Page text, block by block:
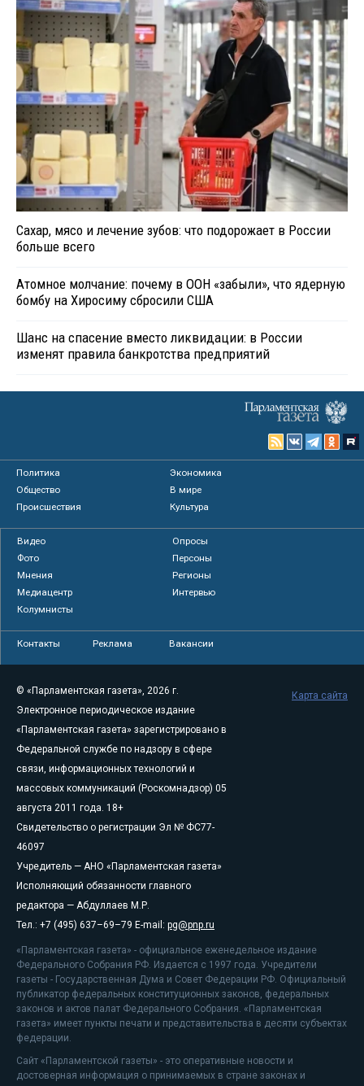
Сахар, мясо и лечение зубов: что подорожает в России
больше всего
Атомное молчание: почему в ООН «забыли», что ядерную
бомбу на Хиросиму сбросили США
Шанс на спасение вместо ликвидации: в России
изменят правила банкротства предприятий
Политика
Экономика
Общество
В мире
Происшествия
Культура
Видео
Опросы
Фото
Персоны
Мнения
Регионы
Медиацентр
Интервью
Колумнисты
Контакты Реклама Вакансии
© «Парламентская газета», 2026 г.
Электронное периодическое издание
«Парламентская газета» зарегистрировано в
Федеральной службе по надзору в сфере
связи, информационных технологий и
массовых коммуникаций (Роскомнадзор) 05
августа 2011 года. 18+
Свидетельство о регистрации Эл № ФС77-
46097
Учредитель — АНО «Парламентская газета»
Исполняющий обязанности главного
редактора — Абдуллаев М.Р.
Тел.: +7 (495) 637–69–79 E-mail: pg@pnp.ru
«Парламентская газета» - официальное еженедельное издание
Федерального Собрания РФ. Издается с 1997 года. Учредители
газеты - Государственная Дума и Совет Федерации РФ. Официальный
публикатор федеральных конституционных законов, федеральных
законов и актов палат Федерального Собрания. «Парламентская
газета» имеет пункты печати и представительства в десяти субъектах
федерации.
Сайт «Парламентской газеты» - это оперативные новости и
достоверная информация о принимаемых в стране законах и
Карта сайта